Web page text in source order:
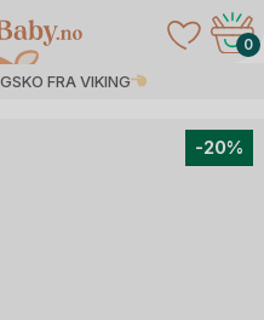
0
FRA VIKING
-20%